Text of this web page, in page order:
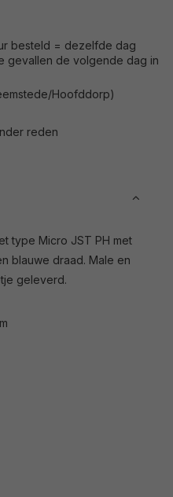
besteld = dezelfde dag
gevallen de volgende dag in
Hoofddorp)
reden
type Micro JST PH met
blauwe draad. Male en
geleverd.